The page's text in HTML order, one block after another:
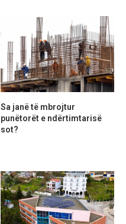
Sa janë të mbrojtur
punëtorët e ndërtimtarisë
sot?